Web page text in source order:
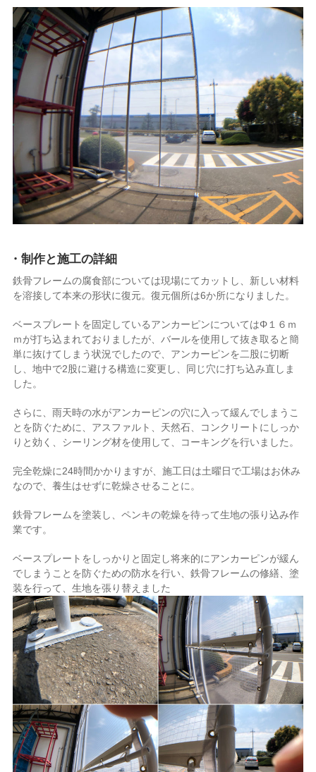
・制作と施工の詳細
鉄骨フレームの腐食部については現場にてカットし、新しい材料
を溶接して本来の形状に復元。復元個所は6か所になりました。
ベースプレートを固定しているアンカーピンについてはΦ１６ｍ
ｍが打ち込まれておりましたが、バールを使用して抜き取ると簡
単に抜けてしまう状況でしたので、アンカーピンを二股に切断
し、地中で2股に避ける構造に変更し、同じ穴に打ち込み直しま
した。
さらに、雨天時の水がアンカーピンの穴に入って緩んでしまうこ
とを防ぐために、アスファルト、天然石、コンクリートにしっか
りと効く、シーリング材を使用して、コーキングを行いました。
完全乾燥に24時間かかりますが、施工日は土曜日で工場はお休み
なので、養生はせずに乾燥させることに。
鉄骨フレームを塗装し、ペンキの乾燥を待って生地の張り込み作
業です。
ベースプレートをしっかりと固定し将来的にアンカーピンが緩ん
でしまうことを防ぐための防水を行い、鉄骨フレームの修繕、塗
装を行って、生地を張り替えました